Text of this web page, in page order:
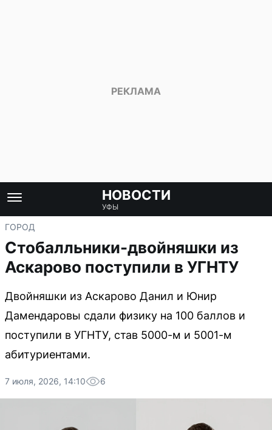
НОВОСТИ
УФЫ
ГОРОД
Стобалльники-двойняшки из
Аскарово поступили в УГНТУ
Двойняшки из Аскарово Данил и Юнир
Дамендаровы сдали физику на 100 баллов и
поступили в УГНТУ, став 5000-м и 5001-м
абитуриентами.
7 июля, 2026, 14:10 6